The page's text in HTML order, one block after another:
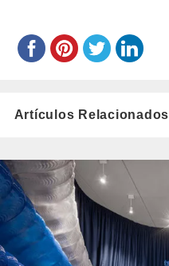
Artículos Relacionados